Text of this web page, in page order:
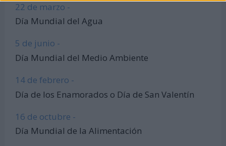
22 de marzo -
Día Mundial del Agua
5 de junio -
Día Mundial del Medio Ambiente
14 de febrero -
Día de los Enamorados o Día de San Valentín
16 de octubre -
Día Mundial de la Alimentación